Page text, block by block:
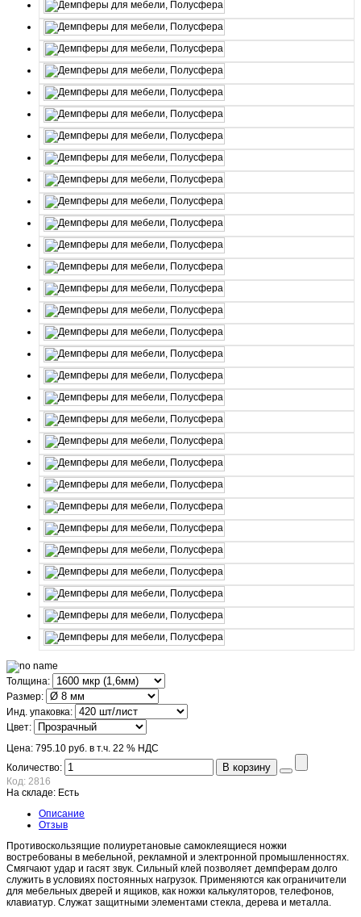
Толщина:
Размер:
Инд. упаковка:
Цвет:
Цена: 795.10 руб. в т.ч. 22 % НДС
Количество:
В корзину
Код: 2816
На складе: Есть
Описание
Отзыв
Противоскользящие полиуретановые самоклеящиеся ножки
востребованы в мебельной, рекламной и электронной промышленностях.
Смягчают удар и гасят звук. Сильный клей позволяет демпферам долго
служить в условиях постоянных нагрузок. Применяются как ограничители
для мебельных дверей и ящиков, как ножки калькуляторов, телефонов,
клавиатур. Служат защитными элементами стекла, дерева и металла.